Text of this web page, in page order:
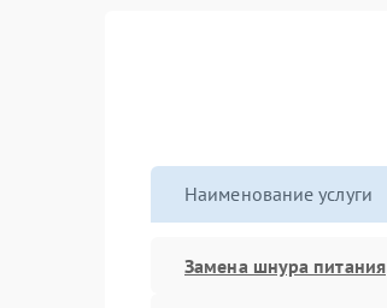
Наименование услуги
Замена шнура питания